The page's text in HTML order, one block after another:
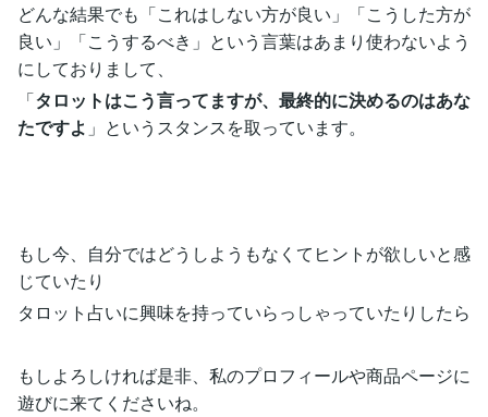
どんな結果でも「これはしない方が良い」「こうした方が
良い」「こうするべき」という言葉はあまり使わないよう
にしておりまして、
「タロットはこう言ってますが、最終的に決めるのはあな
たですよ 」というスタンスを取っています。
もし今、自分ではどうしようもなくてヒントが欲しいと感
じていたり
タロット占いに興味を持っていらっしゃっていたりしたら
もしよろしければ是非、私のプロフィールや商品ページに
遊びに来てくださいね。